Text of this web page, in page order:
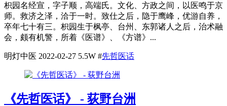
枳园名经宣，字子顺，高端氏。文化、方政之间，以医鸣于京
师。救济之泽，洽于一时。致仕之后，隐于鹰峰，优游自养，
卒年七十有三。枳园生于枫亭、台州、东郭诸人之后，治术融
会，颇有机警，所着《医谱》、《方谱》...
明灯中医 2022-02-27 5.5W #先哲医话
《先哲医话》 - 荻野台洲